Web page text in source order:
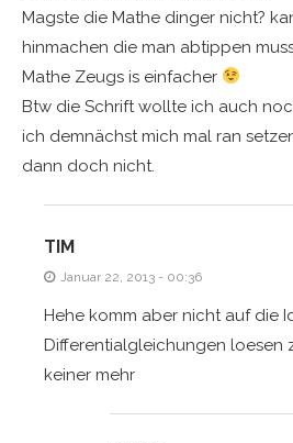
Magste die Mathe dinger nicht?
hinmachen die man abtippen
Mathe Zeugs is einfacher
Btw die Schrift wollte ich auch
ich demnächst mich mal ran
dann doch nicht.
TIM
Januar 22, 2013 - 00:36
Hehe komm aber nicht auf die
Differentialgleichungen loesen
keiner mehr